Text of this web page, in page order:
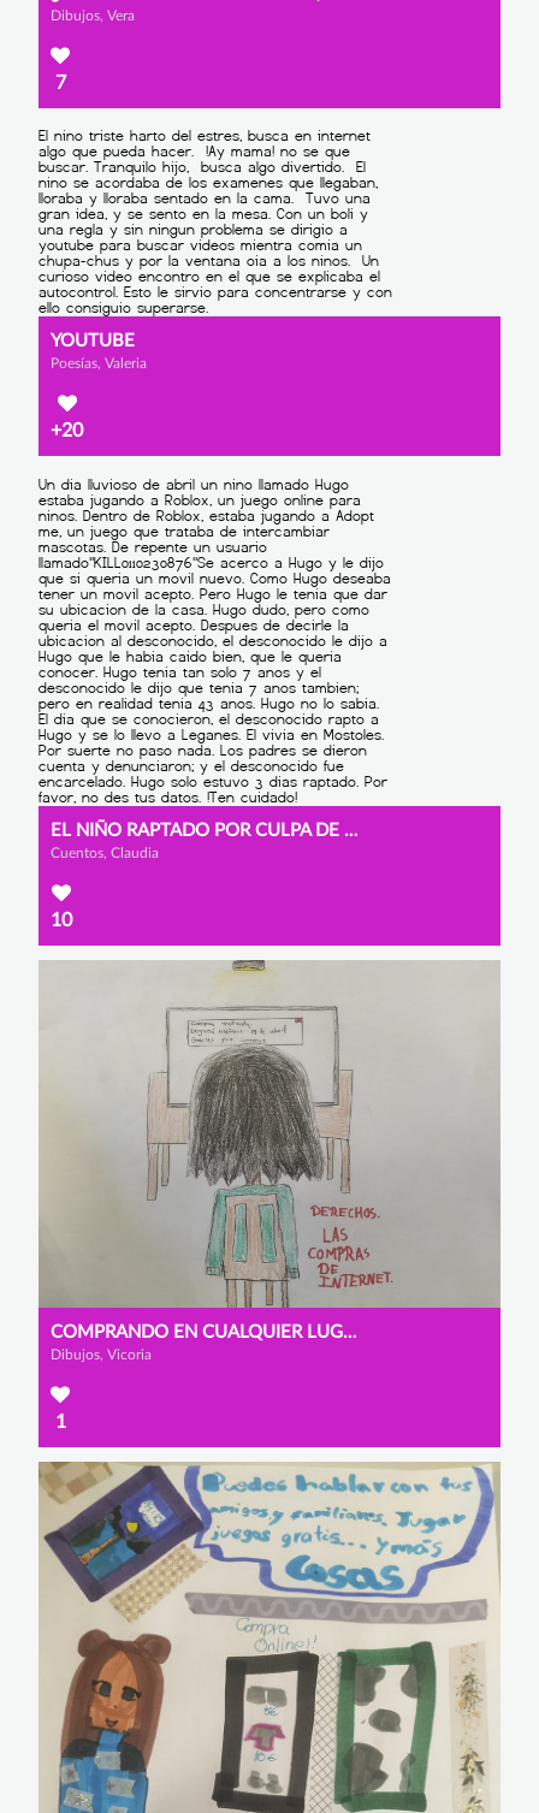
Dibujos, Vera
7
YOUTUBE
Poesías, Valeria
+20
EL NIÑO RAPTADO POR CULPA DE UN JUEGO PARA NIÑOS
Cuentos, Claudia
10
COMPRANDO EN CUALQUIER LUGAR DEL MUNDO
Dibujos, Vicoria
1